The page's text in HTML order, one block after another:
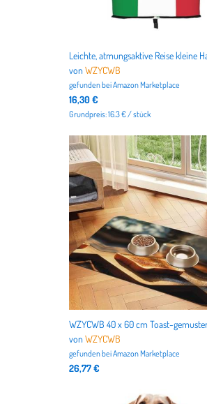
vonWZYCWB
gefunden beiAmazon Marketplace
16,30 €
Grundpreis: 16.3 € / stück
vonWZYCWB
gefunden beiAmazon Marketplace
26,77 €